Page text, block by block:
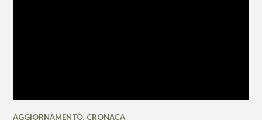
AGGIORNAMENTO, CRONACA